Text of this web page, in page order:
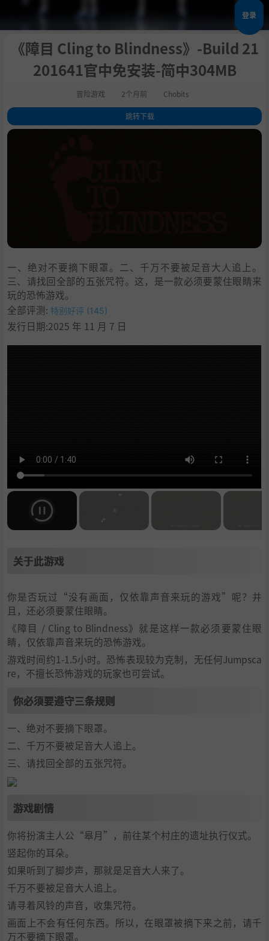
登录
《障目 Cling to Blindness》-Build 21
201641官中免安装-简中304MB
冒险游戏 2个月前 Chobits
跳转下载
1.关于此游戏
10
支持作者
11
学习
一、绝对不要摘下眼罩。二、千万不要被足音大人追上。
三、请找回全部的五张咒符。这，是一款必须要蒙住眼睛来
玩的恐怖游戏。
全部评测: 特别好评 (145)
发行日期:2025 年 11 月 7 日
关于此游戏
你是否玩过“没有画面，仅依靠声音来玩的游戏”呢？并
且，还必须要蒙住眼睛。
《障目 / Cling to Blindness》就是这样一款必须要蒙住眼
睛，仅依靠声音来玩的恐怖游戏。
游戏时间约1-1.5小时。恐怖表现较为克制，无任何Jumpsca
re，不擅长恐怖游戏的玩家也可尝试。
你必须要遵守三条规则
一、绝对不要摘下眼罩。
二、千万不要被足音大人追上。
三、请找回全部的五张咒符。
游戏剧情
你将扮演主人公“皋月”，前往某个村庄的遗址执行仪式。
竖起你的耳朵。
如果听到了脚步声，那就是足音大人来了。
千万不要被足音大人追上。
请寻着风铃的声音，收集咒符。
画面上不会有任何东西。所以，在眼罩被摘下来之前，请千
万不要摘下眼罩。